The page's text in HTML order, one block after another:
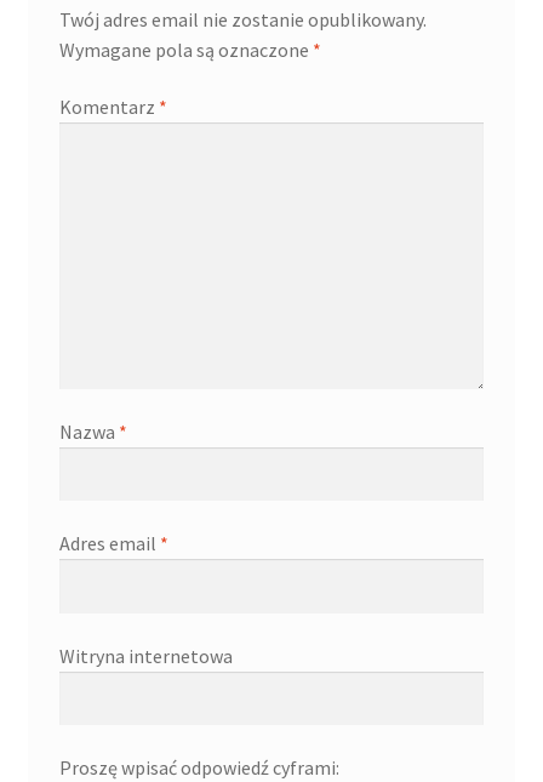
Twój adres email nie zostanie opublikowany.
Wymagane pola są oznaczone *
Komentarz *
Nazwa *
Adres email *
Witryna internetowa
Proszę wpisać odpowiedź cyframi: